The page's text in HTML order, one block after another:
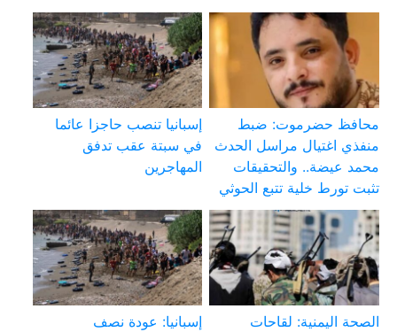
محافظ حضرموت: ضبط
منفذي اغتيال مراسل الحدث
محمد عيضة.. والتحقيقات
تثبت تورط خلية تتبع الحوثي
إسبانيا تنصب حاجزا عائما
في سبتة عقب تدفق
المهاجرين
الصحة اليمنية: لقاحات
إسبانيا: عودة نصف